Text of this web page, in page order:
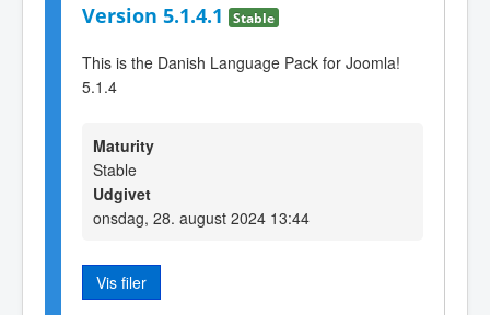
Version 5.1.4.1 Stable
This is the Danish Language Pack for Joomla!
5.1.4
Maturity
Stable
Udgivet
onsdag, 28. august 2024 13:44
Vis filer